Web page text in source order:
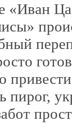
«Иван
пирог,